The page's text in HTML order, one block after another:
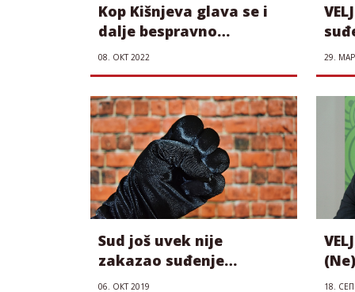
Kop Kišnjeva glava se i
dalje bespravno
eksploatiše
08. ОКТ 2022 29.
Sud još uvek nije
zakazao suđenje
osumnjičenima za
06. ОКТ 2019 18.